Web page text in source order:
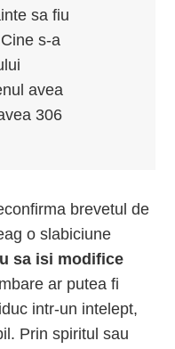
sa fiu
s-a
avea
306
brevetul de
o slabiciune
sa isi modifice
ar putea fi
intr-un intelept,
Prin spiritul sau